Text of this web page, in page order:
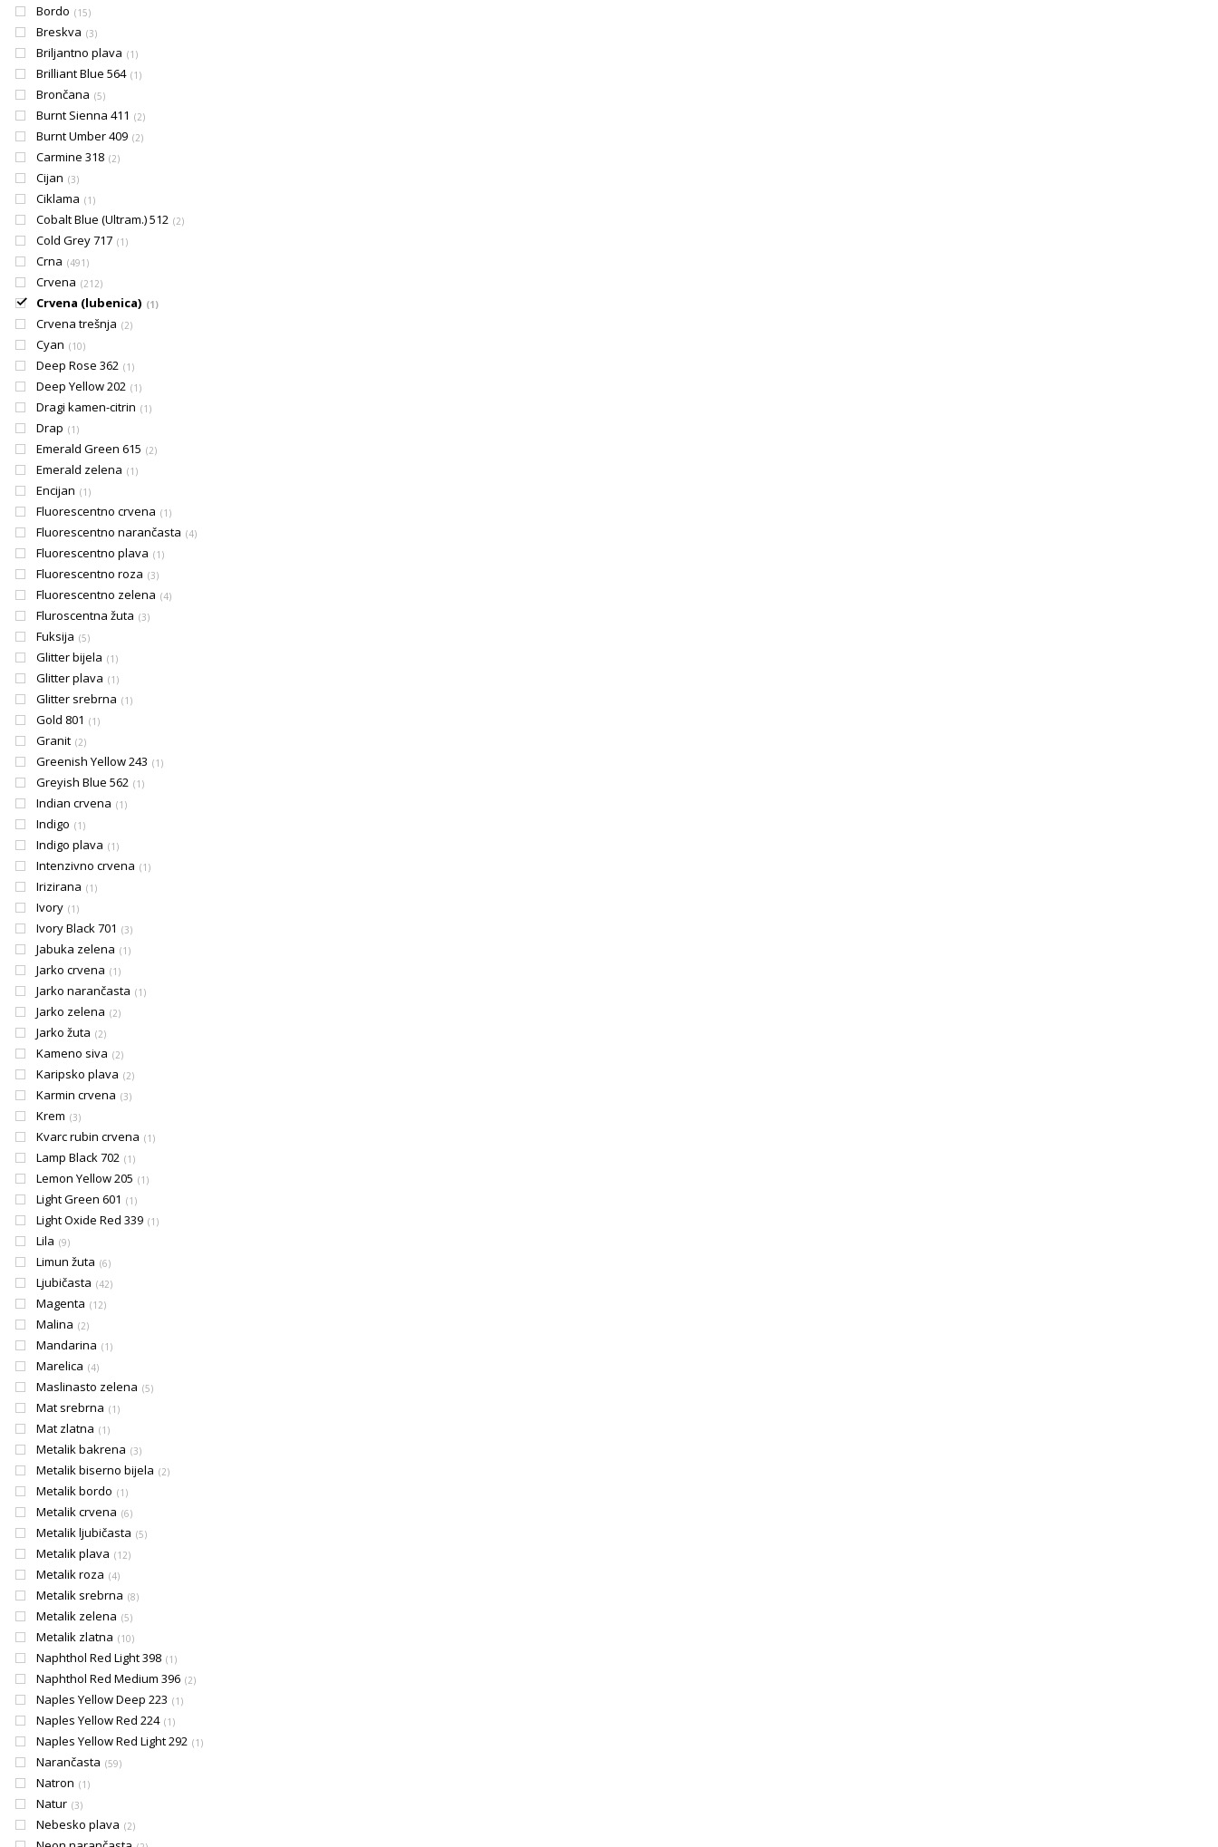
Bordo 15
Breskva 3
Briljantno plava 1
Brilliant Blue 564 1
Brončana 5
Burnt Sienna 411 2
Burnt Umber 409 2
Carmine 318 2
Cijan 3
Ciklama 1
Cobalt Blue (Ultram.) 512 2
Cold Grey 717 1
Crna 491
Crvena 212
Crvena (lubenica) 1
Crvena trešnja 2
Cyan 10
Deep Rose 362 1
Deep Yellow 202 1
Dragi kamen-citrin 1
Drap 1
Emerald Green 615 2
Emerald zelena 1
Encijan 1
Fluorescentno crvena 1
Fluorescentno narančasta 4
Fluorescentno plava 1
Fluorescentno roza 3
Fluorescentno zelena 4
Fluroscentna žuta 3
Fuksija 5
Glitter bijela 1
Glitter plava 1
Glitter srebrna 1
Gold 801 1
Granit 2
Greenish Yellow 243 1
Greyish Blue 562 1
Indian crvena 1
Indigo 1
Indigo plava 1
Intenzivno crvena 1
Irizirana 1
Ivory 1
Ivory Black 701 3
Jabuka zelena 1
Jarko crvena 1
Jarko narančasta 1
Jarko zelena 2
Jarko žuta 2
Kameno siva 2
Karipsko plava 2
Karmin crvena 3
Krem 3
Kvarc rubin crvena 1
Lamp Black 702 1
Lemon Yellow 205 1
Light Green 601 1
Light Oxide Red 339 1
Lila 9
Limun žuta 6
Ljubičasta 42
Magenta 12
Malina 2
Mandarina 1
Marelica 4
Maslinasto zelena 5
Mat srebrna 1
Mat zlatna 1
Metalik bakrena 3
Metalik biserno bijela 2
Metalik bordo 1
Metalik crvena 6
Metalik ljubičasta 5
Metalik plava 12
Metalik roza 4
Metalik srebrna 8
Metalik zelena 5
Metalik zlatna 10
Naphthol Red Light 398 1
Naphthol Red Medium 396 2
Naples Yellow Deep 223 1
Naples Yellow Red 224 1
Naples Yellow Red Light 292 1
Narančasta 59
Natron 1
Natur 3
Nebesko plava 2